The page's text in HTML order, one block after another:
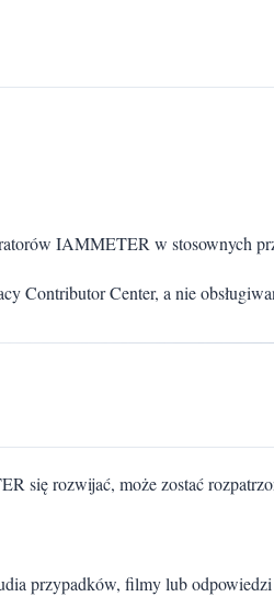
IAMMETER w stosownych
Contributor Center, a nie
się rozwijać, może zostać
przypadków, filmy lub odpowiedzi